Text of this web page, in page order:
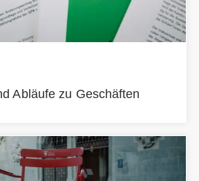
Abläufe zu Geschäften